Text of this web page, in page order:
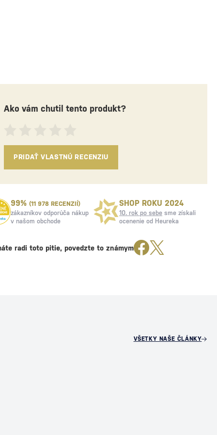
Ako vám chutil tento produkt?
PRIDAŤ VLASTNÚ RECENZIU
99% (11 978 RECENZIÍ)
zákazníkov odporúča nákup
v našom obchode
SHOP ROKU 2024
10. rok po sebe sme získali
ocenenie od Heureka
radi toto pitie, povedzte to známym
VŠETKY NAŠE ČLÁNKY